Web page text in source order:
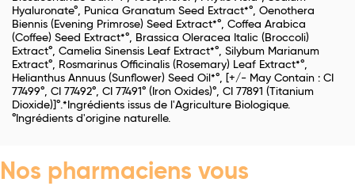
Hyaluronate°, Punica Granatum Seed Extract*°, Oenothera
Biennis (Evening Primrose) Seed Extract*°, Coffea Arabica
(Coffee) Seed Extract*°, Brassica Oleracea Italic (Broccoli)
Extract°, Camelia Sinensis Leaf Extract*°, Silybum Marianum
Extract°, Rosmarinus Officinalis (Rosemary) Leaf Extract*°,
Helianthus Annuus (Sunflower) Seed Oil*°, [+/- May Contain : CI
77499°, CI 77492°, CI 77491° (Iron Oxides)°, CI 77891 (Titanium
Dioxide)]°.*Ingrédients issus de l'Agriculture Biologique.
°Ingrédients d'origine naturelle.
Nos pharmaciens vous